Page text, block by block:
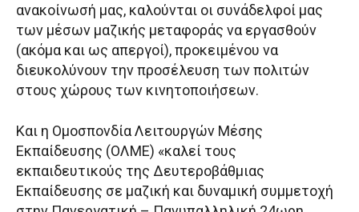
ανακοίνωσή μας, καλούνται οι συνάδελφοί μας
των μέσων μαζικής μεταφοράς να εργασθούν
(ακόμα και ως απεργοί), προκειμένου να
διευκολύνουν την προσέλευση των πολιτών
στους χώρους των κινητοποιήσεων.
Και η Ομοσπονδία Λειτουργών Μέσης
Εκπαίδευσης (ΟΛΜΕ) «καλεί τους
εκπαιδευτικούς της Δευτεροβάθμιας
Εκπαίδευσης σε μαζική και δυναμική συμμετοχή